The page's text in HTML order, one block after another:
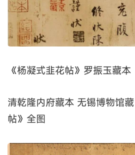
《杨凝式韭花帖》罗振玉藏本
清乾隆内府藏本 无锡博物馆
帖》全图